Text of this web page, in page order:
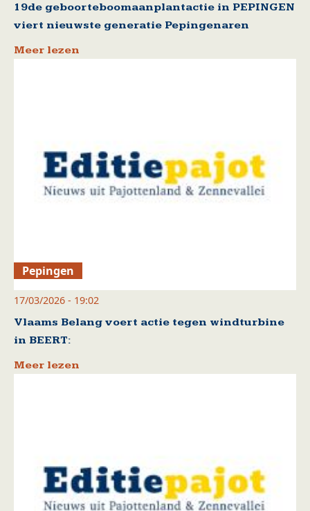
19de geboorteboomaanplantactie in PEPINGEN
viert nieuwste generatie Pepingenaren
Meer lezen
Pepingen
17/03/2026 - 19:02
Vlaams Belang voert actie tegen windturbine
in BEERT:
Meer lezen